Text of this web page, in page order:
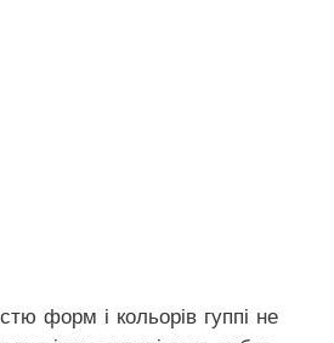
форм і кольорів гуппі не